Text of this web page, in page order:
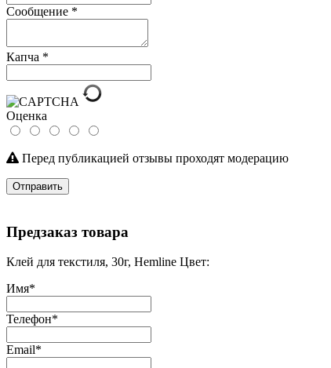
Сообщение *
Капча *
Оценка
Перед публикацией отзывы проходят модерацию
Отправить
Предзаказ товара
Клей для текстиля, 30г, Hemline Цвет:
Имя*
Телефон*
Email*